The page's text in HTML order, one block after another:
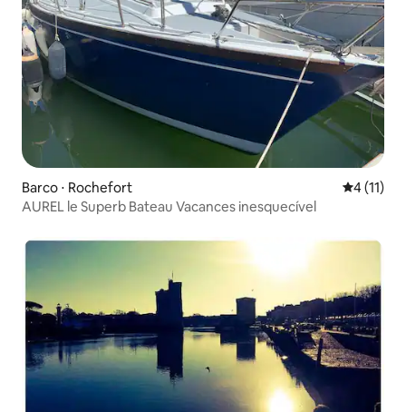
Barco ⋅ Rochefort 4 de uma
4 (11)
AUREL le Superb Bateau Vacances inesquecível